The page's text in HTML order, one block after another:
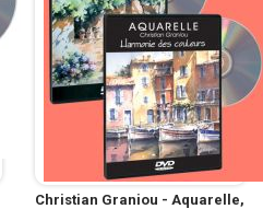
Christian Graniou - Aquarelle,